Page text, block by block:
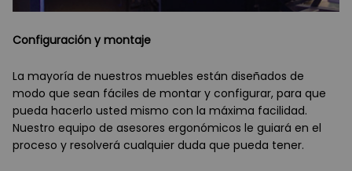
Configuración y montaje
La mayoría de nuestros muebles están diseñados de
modo que sean fáciles de montar y configurar, para que
pueda hacerlo usted mismo con la máxima facilidad.
Nuestro equipo de asesores ergonómicos le guiará en el
proceso y resolverá cualquier duda que pueda tener.